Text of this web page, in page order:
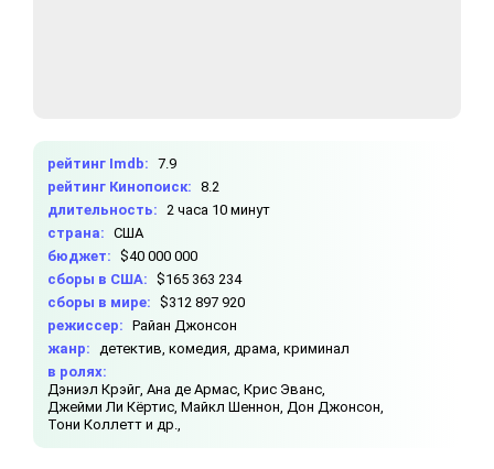
рейтинг Imdb: 7.9
рейтинг Кинопоиск: 8.2
длительность:
2 часа 10 минут
страна: США
бюджет: $40 000 000
сборы в США: $165 363 234
сборы в мире: $312 897 920
режиссер: Райан Джонсон
жанр:
детектив, комедия, драма, криминал
в ролях:
Дэниэл Крэйг, Ана де Армас, Крис Эванс,
Джейми Ли Кёртис, Майкл Шеннон, Дон Джонсон,
Тони Коллетт и др.,